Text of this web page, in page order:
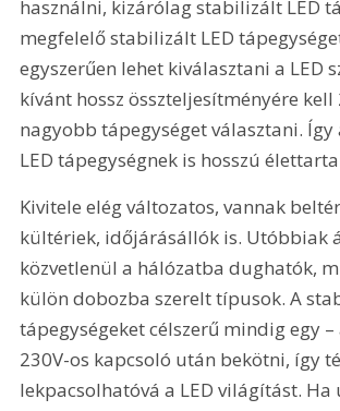
használni, kizárólag stabilizált LED
megfelelő stabilizált LED
egyszerűen lehet kiválasztani a LED
kívánt hossz összteljesítményére kell
nagyobb tápegységet választani.
LED tápegységnek is hosszú
Kivitele elég változatos, vannak
kültériek, időjárásállók is. Utóbbiak
közvetlenül a hálózatba dughatók,
külön dobozba szerelt típusok. A
tápegységeket célszerű mindig egy
230V-os kapcsoló után bekötni, így
lekpacsolhatóvá a LED világítást. Ha